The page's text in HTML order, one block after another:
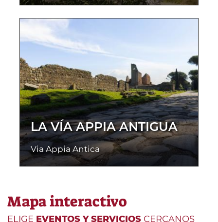
LA VÍA APPIA ANTIGUA
Via Appia Antica
Mapa interactivo
ELIGE EVENTOS Y SERVICIOS CERCANOS